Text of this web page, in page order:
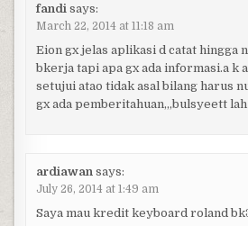
fandi says:
March 22, 2014 at 11:18 am
Eion gx jelas aplikasi d catat hingga
bkerja tapi apa gx ada informasi.a k
setujui atao tidak asal bilang harus
gx ada pemberitahuan,,,bulsyeett lah
ardiawan says:
July 26, 2014 at 1:49 am
Saya mau kredit keyboard roland